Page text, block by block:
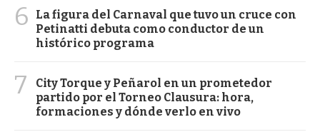
6
La figura del Carnaval que tuvo un cruce con
Petinatti debuta como conductor de un
histórico programa
7
City Torque y Peñarol en un prometedor
partido por el Torneo Clausura: hora,
formaciones y dónde verlo en vivo